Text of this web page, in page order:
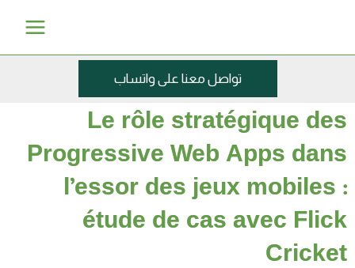
تواصل معنا على واتساب
Le rôle stratégique des
Progressive Web Apps dans
l’essor des jeux mobiles :
étude de cas avec Flick
Cricket